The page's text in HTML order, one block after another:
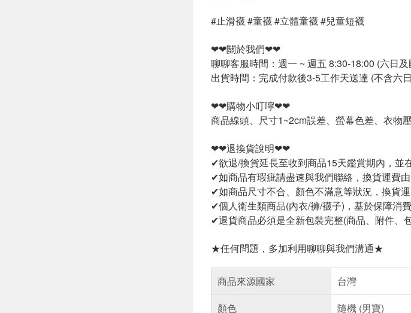
#止滑襪 #童襪 #立體童襪 #兒童短襪
❤❤關於我們❤❤
聊聊客服時間：週一 ~ 週五 8:30-18:00 (六日
出貨時間：完成付款後3-5工作天送達 (不含六
❤❤購物小叮嚀❤❤
商品線頭、尺寸1~2cm誤差、螢幕色差、衣物
❤❤退換貨說明❤❤
✔欲退/換貨延長至收到商品15天鑑賞期內，並
✔如商品有瑕疵請盡速與我們聯絡，換貨運費由
✔如商品尺寸不合、顏色不滿意等狀況，換貨
✔個人衛生類商品(內衣/褲/襪子)，基於保障消
✔退貨商品必須是全新包裝完整(商品、附件、
★任何問題，多加利用聊聊與我們溝通★
商品來源國家
台灣
顏色
隨機 (男寶)